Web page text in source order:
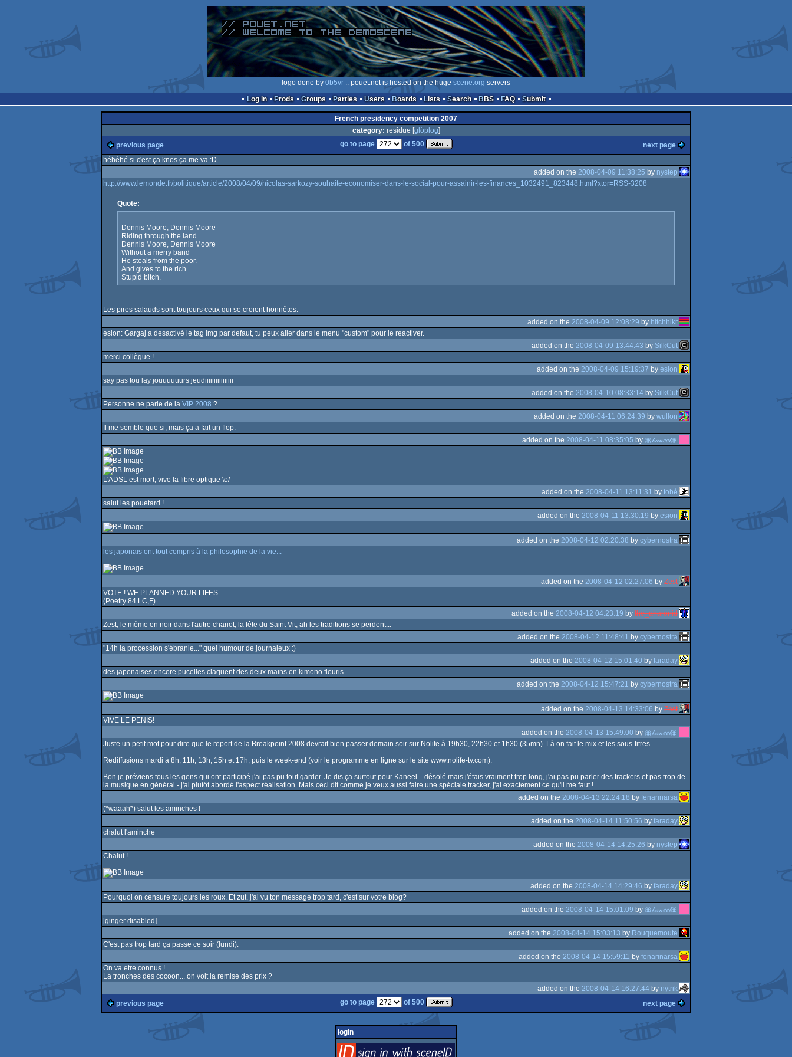
logo done by 0b5vr :: pouët.net is hosted on the huge scene.org servers
Log in
Prods Groups Parties Users Boards Lists Search BBS FAQ Submit
French presidency competition 2007
category: residue [glöplog]
previous page
next page
go to page
of 500
héhéhé si c'est ça knos ça me va :D
added on the 2008-04-09 11:38:25 by nystep
http://www.lemonde.fr/politique/article/2008/04/09/nicolas-sarkozy-souhaite-economiser-dans-le-social-pour-assainir-les-finances_1032491_823448.html?xtor=RSS-3208
Quote:
Dennis Moore, Dennis Moore
Riding through the land
Dennis Moore, Dennis Moore
Without a merry band
He steals from the poor.
And gives to the rich
Stupid bitch.
Les pires salauds sont toujours ceux qui se croient honnêtes.
added on the 2008-04-09 12:08:29 by hitchhikr
esion: Gargaj a desactivé le tag img par defaut, tu peux aller dans le menu "custom" pour le reactiver.
added on the 2008-04-09 13:44:43 by SilkCut
merci collègue !
added on the 2008-04-09 15:19:37 byesion
say pas tou lay jouuuuuurs jeudiiiiiiiiiiiiiiii
added on the 2008-04-10 08:33:14 by SilkCut
Personne ne parle de la VIP 2008 ?
added on the 2008-04-11 06:24:39 bywullon
Il me semble que si, mais ça a fait un flop.
added on the 2008-04-11 08:35:05 by 🎀𝓀𝒶𝓃𝑒𝑒𝓁🎀
L'ADSL est mort, vive la fibre optique \o/
added on the 2008-04-11 13:11:31 bytobé
salut les pouetard !
added on the 2008-04-11 13:30:19 byesion
added on the 2008-04-12 02:20:38 bycybernostra
les japonais ont tout compris à la philosophie de la vie...
added on the 2008-04-12 02:27:06 byZest
VOTE ! WE PLANNED YOUR LIFES.
(Poetry 84 LC,F)
added on the 2008-04-12 04:23:19 bythe_aharonid
Zest, le même en noir dans l'autre chariot, la fête du Saint Vit, ah les traditions se perdent...
added on the 2008-04-12 11:48:41 bycybernostra
"14h la procession s'ébranle..." quel humour de journaleux :)
added on the 2008-04-12 15:01:40 byfaraday
des japonaises encore pucelles claquent des deux mains en kimono fleuris
added on the 2008-04-12 15:47:21 bycybernostra
added on the 2008-04-13 14:33:06 byZest
VIVE LE PENIS!
added on the 2008-04-13 15:49:00 by 🎀𝓀𝒶𝓃𝑒𝑒𝓁🎀
Juste un petit mot pour dire que le report de la Breakpoint 2008 devrait bien passer demain soir sur Nolife à 19h30, 22h30 et 1h30 (35mn). Là on fait le mix et les sous-titres.
Rediffusions mardi à 8h, 11h, 13h, 15h et 17h, puis le week-end (voir le programme en ligne sur le site www.nolife-tv.com).
Bon je préviens tous les gens qui ont participé j'ai pas pu tout garder. Je dis ça surtout pour Kaneel... désolé mais j'étais vraiment trop long, j'ai pas pu parler des trackers et pas trop de
la musique en général - j'ai plutôt abordé l'aspect réalisation. Mais ceci dit comme je veux aussi faire une spéciale tracker, j'ai exactement ce qu'il me faut !
added on the 2008-04-13 22:24:18 byfenarinarsa
(*waaah*) salut les aminches !
added on the 2008-04-14 11:50:56 byfaraday
chalut l'aminche
added on the 2008-04-14 14:25:26 by nystep
Chalut !
added on the 2008-04-14 14:29:46 byfaraday
Pourquoi on censure toujours les roux. Et zut, j'ai vu ton message trop tard, c'est sur votre blog?
added on the 2008-04-14 15:01:09 by 🎀𝓀𝒶𝓃𝑒𝑒𝓁🎀
[ginger disabled]
added on the 2008-04-14 15:03:13 by Rouquemoute
C'est pas trop tard ça passe ce soir (lundi).
added on the 2008-04-14 15:59:11 byfenarinarsa
On va etre connus !
La tronches des cocoon... on voit la remise des prix ?
added on the 2008-04-14 16:27:44 by nytrik
previous page
next page
go to page of 500
login